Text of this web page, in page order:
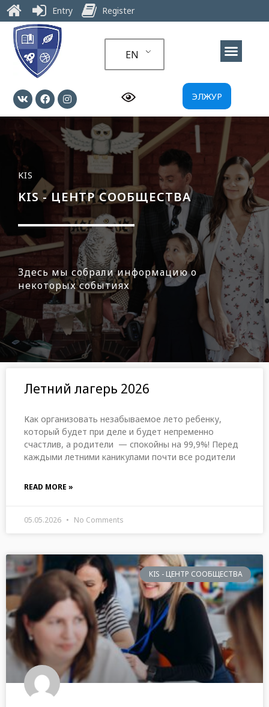
EN
ЭЛЖУР
KIS
KIS - ЦЕНТР СООБЩЕСТВА
Здесь мы собрали информацию о
некоторых событиях
Летний лагерь 2026
Как организовать незабываемое лето ребенку,
который будет при деле и будет непременно
счастлив, а родители — спокойны на 99,9%! Перед
каждыми летними каникулами почти все родители
READ MORE »
05.05.2026 No Comments
KIS - ЦЕНТР СООБЩЕСТВА
Entry Register